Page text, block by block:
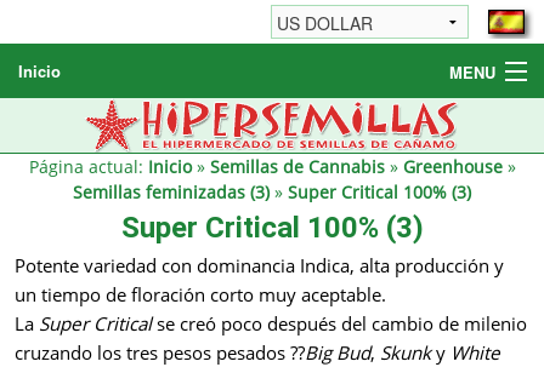
Inicio MENU
Semillas de cannabis
Otros productos
Revendedores
Página actual: Inicio» Semillas de Cannabis» Greenhouse»
Semillas feminizadas (3)» Super Critical 100% (3)
Super Critical 100% (3)
Potente variedad con dominancia Indica, alta producción y
un tiempo de floración corto muy aceptable.
La Super Criticalse creó poco después del cambio de milenio
cruzando los tres pesos pesados ??Big Bud, Skunky White